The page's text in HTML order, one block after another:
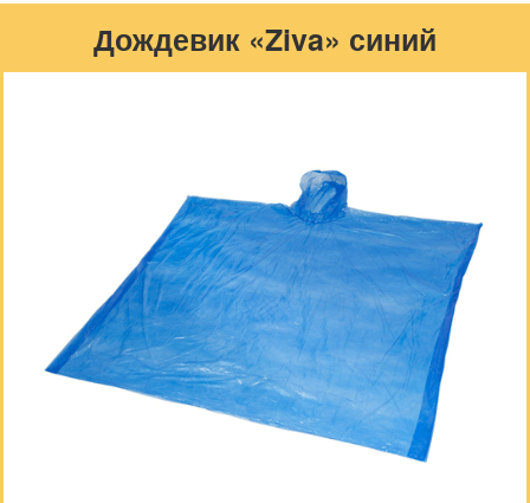
Дождевик «Ziva» синий